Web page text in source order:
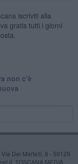
iscriviti alla
gratis tutti i giorni
non c’è
Dei Martelli, 8 - 50129
TOSCANA MEDIA